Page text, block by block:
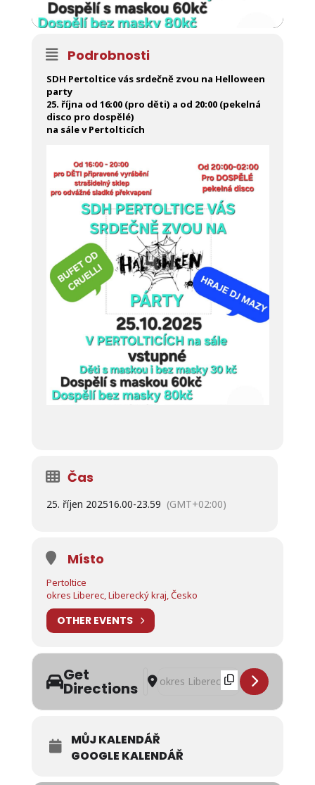
Podrobnosti
SDH Pertoltice vás srdečně zvou na Helloween
party
25. října od 16:00 (pro děti) a od 20:00 (pekelná
disco pro dospělé)
na sále v Pertolticích
Čas
25. říjen 202516.00-23.59 (GMT+02:00)
Místo
Pertoltice
okres Liberec, Liberecký kraj, Česko
OTHER EVENTS
Get
Directions
Address - Halloween party v
Destination Address - Halloween
MŮJ KALENDÁŘ
GOOGLE KALENDÁŘ